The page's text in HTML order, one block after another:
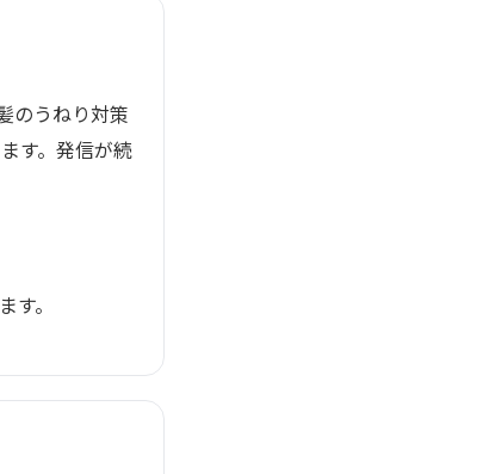
のうねり対策
す。発信が続
。